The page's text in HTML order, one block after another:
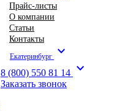
Прайс-листы
О компании
Статьи
Контакты
Екатеринбург expand_more
8 (800) 550 81 14 expand_more
Заказать звонок